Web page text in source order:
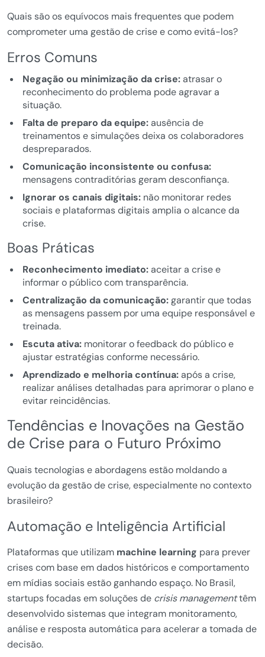
Quais são os equívocos mais frequentes que podem
comprometer uma gestão de crise e como evitá-los?
Erros Comuns
Negação ou minimização da crise:atrasar o
reconhecimento do problema pode agravar a
situação.
Falta de preparo da equipe:ausência de
treinamentos e simulações deixa os colaboradores
despreparados.
Comunicação inconsistente ou confusa:
mensagens contraditórias geram desconfiança.
Ignorar os canais digitais:não monitorar redes
sociais e plataformas digitais amplia o alcance da
crise.
Boas Práticas
Reconhecimento imediato:aceitar a crise e
informar o público com transparência.
Centralização da comunicação:garantir que todas
as mensagens passem por uma equipe responsável e
treinada.
Escuta ativa:monitorar o feedback do público e
ajustar estratégias conforme necessário.
Aprendizado e melhoria contínua:após a crise,
realizar análises detalhadas para aprimorar o plano e
evitar reincidências.
Tendências e Inovações na Gestão
de Crise para o Futuro Próximo
Quais tecnologias e abordagens estão moldando a
evolução da gestão de crise, especialmente no contexto
brasileiro?
Automação e Inteligência Artificial
Plataformas que utilizam machine learning para prever
crises com base em dados históricos e comportamento
em mídias sociais estão ganhando espaço. No Brasil,
startups focadas em soluções de crisis managementtêm
desenvolvido sistemas que integram monitoramento,
análise e resposta automática para acelerar a tomada de
decisão.